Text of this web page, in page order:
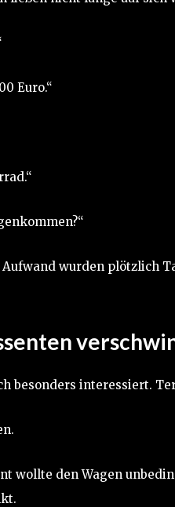
Euro.“
wurden plötzlich
besonders interessiert.
wollte den Wagen